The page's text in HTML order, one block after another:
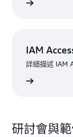
IAM
詳細描述 IAM
研討會與